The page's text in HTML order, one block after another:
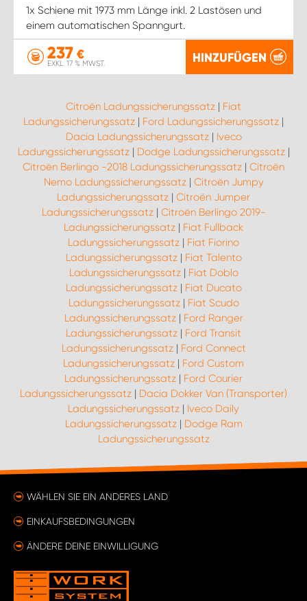
1x Schiene mit 1973 mm Länge inkl. 2 Lastösen und
einem automatischen Spanngurt.
237 €
EXKL. 17 % MWST. HINZUFÜGEN
Citroën Ladungssicherungssatz | Fiat
Ladungssicherungssatz | Ford Ladungssicherungssatz |
Dacia Ladungssicherungssatz| Iveco
Ladungssicherungssatz| Dodge Ladungssicherungssatz|
Citroën Berlingo -2018 Ladungssicherungssatz | Citroën
Nemo Ladungssicherungssatz| Citroën Jumpy
Ladungssicherungssatz | Citroën Jumper
Ladungssicherungssatz| Citroën Berlingo 2019-
Ladungssicherungssatz | Fiat Fullback
Ladungssicherungssatz | Fiat Fiorino
Ladungssicherungssatz| Fiat Talento
Ladungssicherungssatz| Fiat Doblo
Ladungssicherungssatz| Fiat Ducato
Ladungssicherungssatz| Fiat Scudo
Ladungssicherungssatz| Ford Ranger
Ladungssicherungssatz | Ford Transit
Ladungssicherungssatz| Ford Connect
Ladungssicherungssatz | Ford Custom
Ladungssicherungssatz | Ford Courier
Ladungssicherungssatz | Dacia Dokker Van (Transporter)
Ladungssicherungssatz | Iveco Daily
Ladungssicherungssatz| Dodge Ram
Ladungssicherungssatz
WÄHLEN SIE EIN ANDERES LAND
EINKAUFSBEDINGUNGEN
ÄNDERE DEINE EINWILLIGUNG